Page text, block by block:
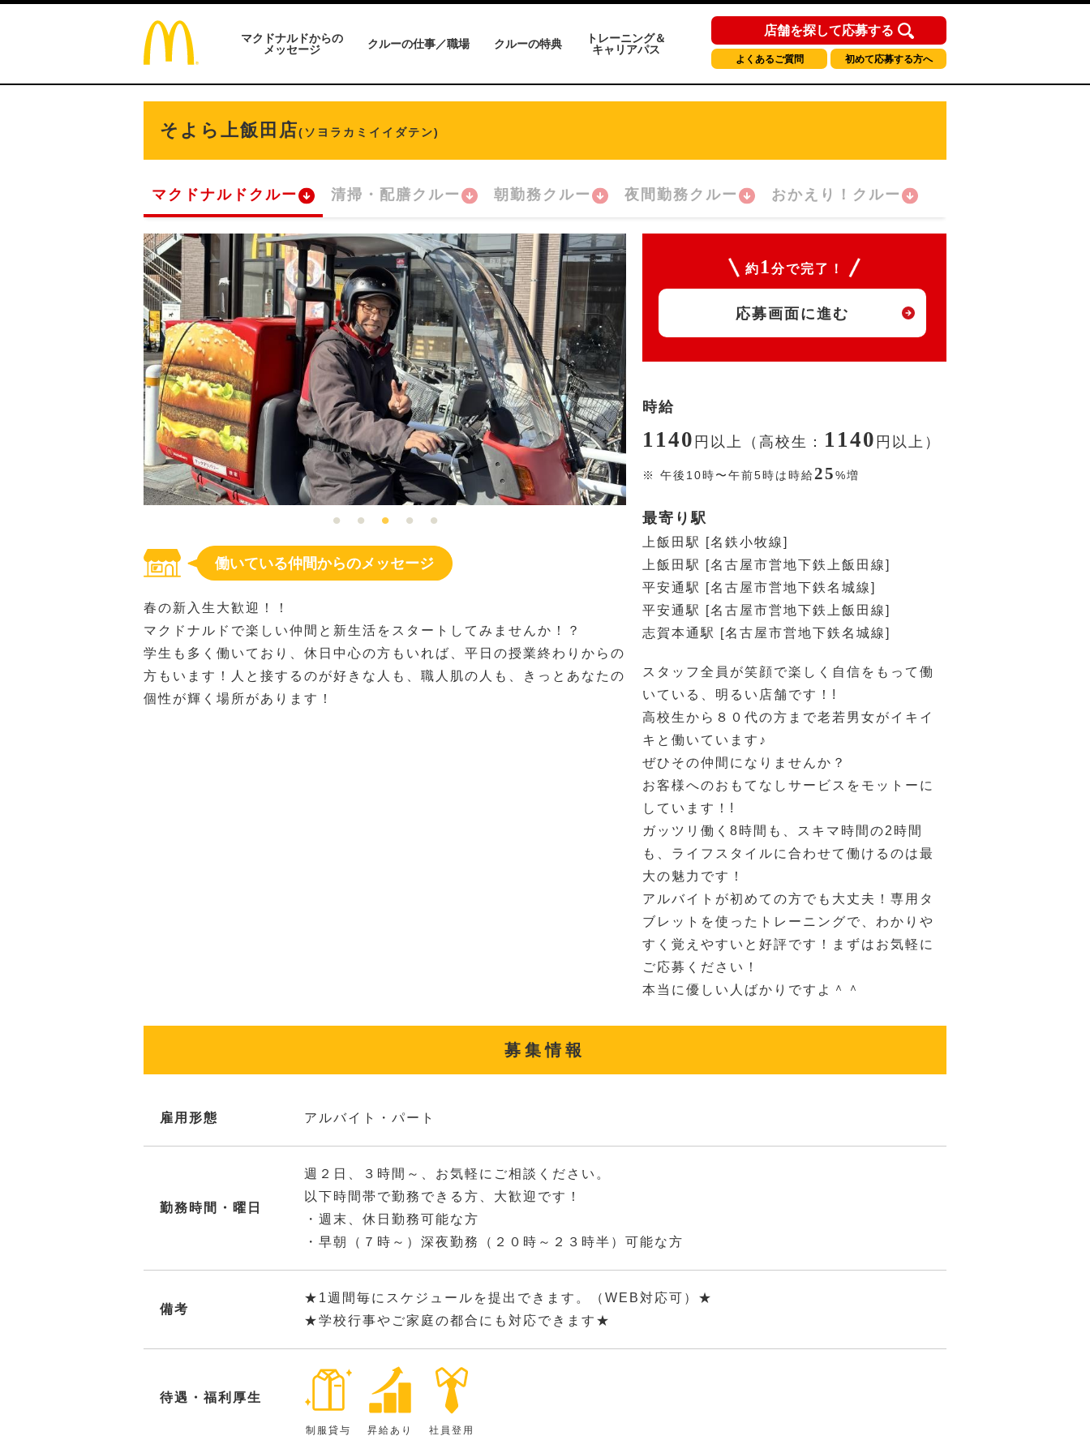
マクドナルドからの
メッセージ
クルーの仕事／職場 クルーの特典
トレーニング＆
キャリアパス
店舗を探して応募する
よくあるご質問 初めて応募する方へ
そよら上飯田店(ソヨラカミイイダテン)
マクドナルドクルー 清掃・配膳クルー 朝勤務クルー 夜間勤務クルー おかえり！クルー
働いている仲間からのメッセージ
春の新入生大歓迎！！
マクドナルドで楽しい仲間と新生活をスタートしてみませんか！？
学生も多く働いており、休日中心の方もいれば、平日の授業終わりからの
方もいます！人と接するのが好きな人も、職人肌の人も、きっとあなたの
個性が輝く場所があります！
約 1 分で完了！
応募画面に進む
時給
1140 円 以上（高校生： 1140 円 以上）
※ 午後10時〜午前5時は時給25%増
最寄り駅
上飯田駅 [名鉄小牧線]
上飯田駅 [名古屋市営地下鉄上飯田線]
平安通駅 [名古屋市営地下鉄名城線]
平安通駅 [名古屋市営地下鉄上飯田線]
志賀本通駅 [名古屋市営地下鉄名城線]
スタッフ全員が笑顔で楽しく自信をもって働
いている、明るい店舗です！!
高校生から８０代の方まで老若男女がイキイ
キと働いています♪
ぜひその仲間になりませんか？
お客様へのおもてなしサービスをモットーに
しています！!
ガッツリ働く8時間も、スキマ時間の2時間
も、ライフスタイルに合わせて働けるのは最
大の魅力です！
アルバイトが初めての方でも大丈夫！専用タ
ブレットを使ったトレーニングで、わかりや
すく覚えやすいと好評です！まずはお気軽に
ご応募ください！
本当に優しい人ばかりですよ＾＾
募集情報
雇用形態 アルバイト・パート
勤務時間・曜日
週２日、３時間～、お気軽にご相談ください。
以下時間帯で勤務できる方、大歓迎です！
・週末、休日勤務可能な方
・早朝（７時～）深夜勤務（２０時～２３時半）可能な方
備考
★1週間毎にスケジュールを提出できます。（WEB対応可）★
★学校行事やご家庭の都合にも対応できます★
待遇・福利厚生
制服貸与 昇給あり 社員登用